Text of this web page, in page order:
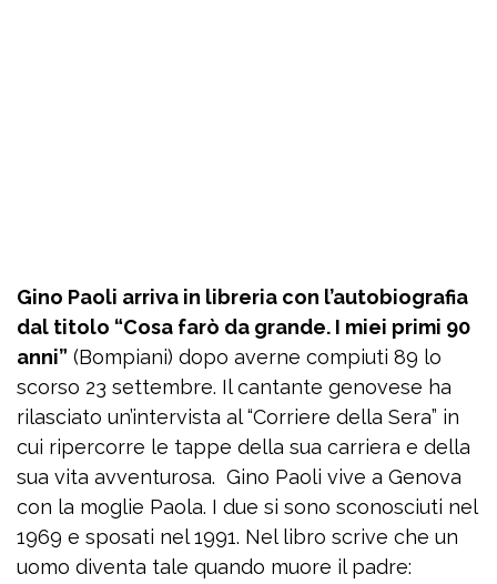
Gino Paoli arriva in libreria con l’autobiografia
dal titolo “Cosa farò da grande. I miei primi 90
anni” (Bompiani) dopo averne compiuti 89 lo
scorso 23 settembre. Il cantante genovese ha
rilasciato un’intervista al “Corriere della Sera” in
cui ripercorre le tappe della sua carriera e della
sua vita avventurosa. Gino Paoli vive a Genova
con la moglie Paola. I due si sono sconosciuti nel
1969 e sposati nel 1991. Nel libro scrive che un
uomo diventa tale quando muore il padre: